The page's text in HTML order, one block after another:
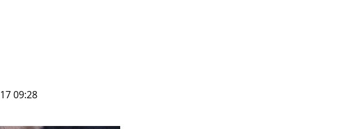
09:28